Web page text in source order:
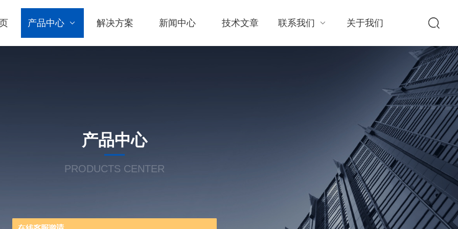
产品中心 解决方案 新闻中心 技术文章 联系我们 关于我们
产品中心
PRODUCTS CENTER